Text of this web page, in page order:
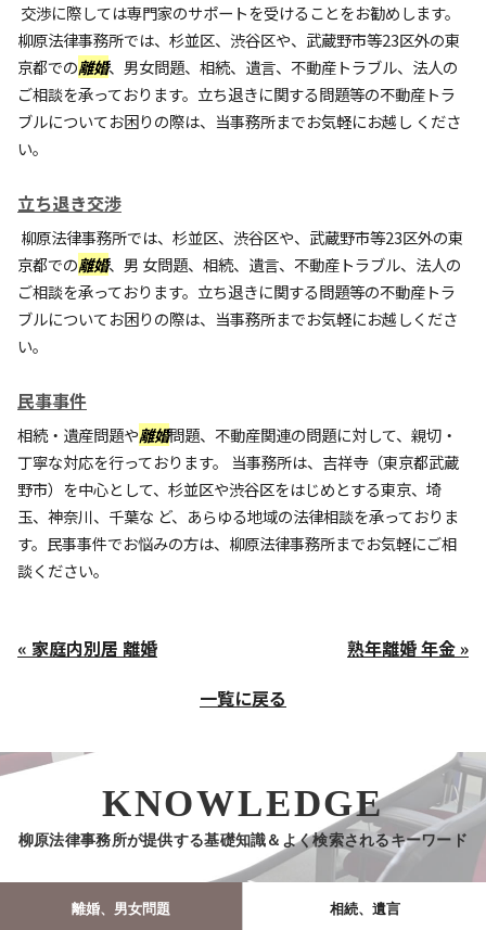
交渉に際しては専門家のサポートを受けることをお勧めします。
柳原法律事務所では、杉並区、渋谷区や、武蔵野市等23区外の東
京都での離婚、男女問題、相続、遺言、不動産トラブル、法人の
ご相談を承っております。立ち退きに関する問題等の不動産トラ
ブルについてお困りの際は、当事務所までお気軽にお越し くださ
い。
立ち退き交渉
柳原法律事務所では、杉並区、渋谷区や、武蔵野市等23区外の東
京都での離婚、男 女問題、相続、遺言、不動産トラブル、法人の
ご相談を承っております。立ち退きに関する問題等の不動産トラ
ブルについてお困りの際は、当事務所までお気軽にお越しくださ
い。
民事事件
相続・遺産問題や離婚問題、不動産関連の問題に対して、親切・
丁寧な対応を行っております。 当事務所は、吉祥寺（東京都武蔵
野市）を中心として、杉並区や渋谷区をはじめとする東京、埼
玉、神奈川、千葉な ど、あらゆる地域の法律相談を承っておりま
す。民事事件でお悩みの方は、柳原法律事務所までお気軽にご相
談ください。
« 家庭内別居 離婚
熟年離婚 年金 »
一覧に戻る
KNOWLEDGE
柳原法律事務所が提供する基礎知識＆よく検索されるキーワード
離婚、男女問題 相続、遺言